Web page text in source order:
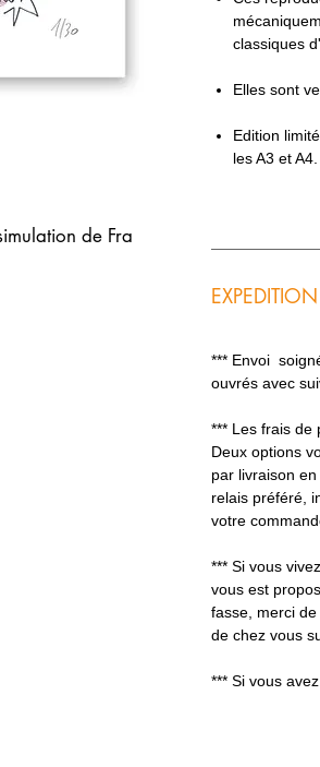
de Fra
classiques
Elles sont
Edition
les A3 et A4.
EXPEDITION
*** Envoi
ouvrés avec
*** Les frais de
Deux options
par livraison
relais préféré,
votre
*** Si vous
vous est
fasse, merci
de chez vous
*** Si vous